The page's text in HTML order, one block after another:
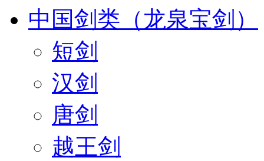
中国剑类（龙泉宝剑）
短剑
汉剑
唐剑
越王剑